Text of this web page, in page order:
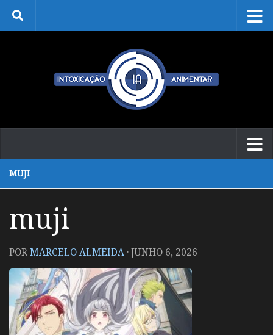
Skip to content
MUJI
muji
PORMARCELO ALMEIDA ·JUNHO 6, 2026